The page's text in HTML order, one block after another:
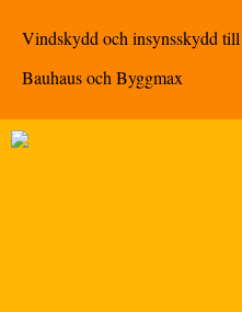
Vindskydd och insynsskydd
Bauhaus och Byggmax